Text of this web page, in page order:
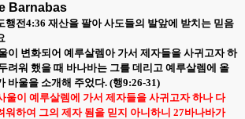
Barnabas
행전4:36 재산을 팔아 사도들의 발앞에 받치는 믿음
이 변화되어 예루살렘아 가서 제자들을 사귀고자 하
려워 했을 때 바나바는 그를 데리고 예루살렘에 올
바울을 소개해 주었다. (행9:26-31)
울이 예루살렘에 가서 제자들을 사귀고자 하나 다
워하여 그의 제자 됨을 믿지 아니하니 27바나바가